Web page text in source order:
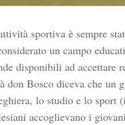
sportiva è sempre
un campo
disponibili ad accettare
don Bosco diceva che un
lo studio e lo sport
accoglievano i